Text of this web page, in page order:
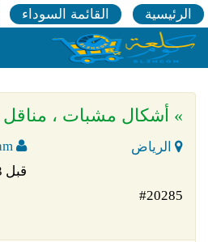
الرئيسية القائمة السوداء
» أشكال مشبات ،
الرياض
قبل 3 سنة
#20285